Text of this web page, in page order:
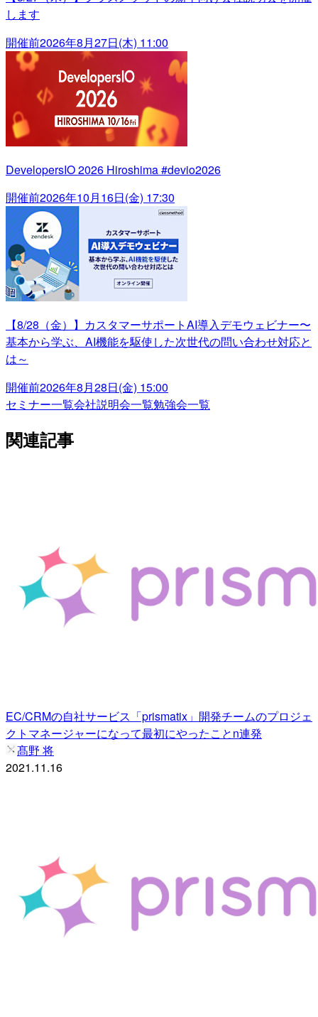
します
開催前2026年8月27日(木) 11:00
DevelopersIO 2026 Hiroshima #devio2026
開催前2026年10月16日(金) 17:30
【8/28（金）】カスタマーサポートAI導入デモウェビナー〜
基本から学ぶ、AI機能を駆使した次世代の問い合わせ対応と
は～
開催前2026年8月28日(金) 15:00
セミナー一覧会社説明会一覧勉強会一覧
関連記事
EC/CRMの自社サービス「prismatix」開発チームのプロジェ
クトマネージャーになって最初にやったことn連発
髙野 将
2021.11.16